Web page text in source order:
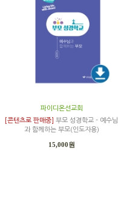
파이디온선교회
[콘텐츠로 판매중]
부모 성경학교 - 예수님
과 함께하는 부모(인도자용)
15,000원